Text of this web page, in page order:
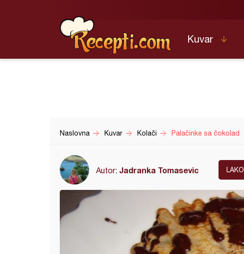
Kuvar
Naslovna Kuvar Kolači Palačinke sa čokolad
Autor: Jadranka Tomasevic LAKO